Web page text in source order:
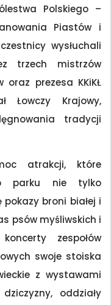
Polskiego –
Piastów i
wysłuchali
trzech mistrzów
oraz prezesa KKiKŁ
Łowczy Krajowy,
tradycji
atrakcji, które
parku nie tylko
pokazy broni białej i
psów myśliwskich i
zespołów
swoje stoiska
z wystawami
oddziały